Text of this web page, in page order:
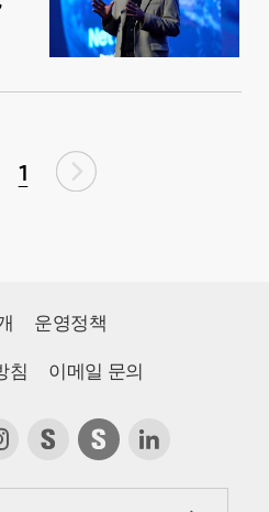
1
운영정책
침 이메일 문의